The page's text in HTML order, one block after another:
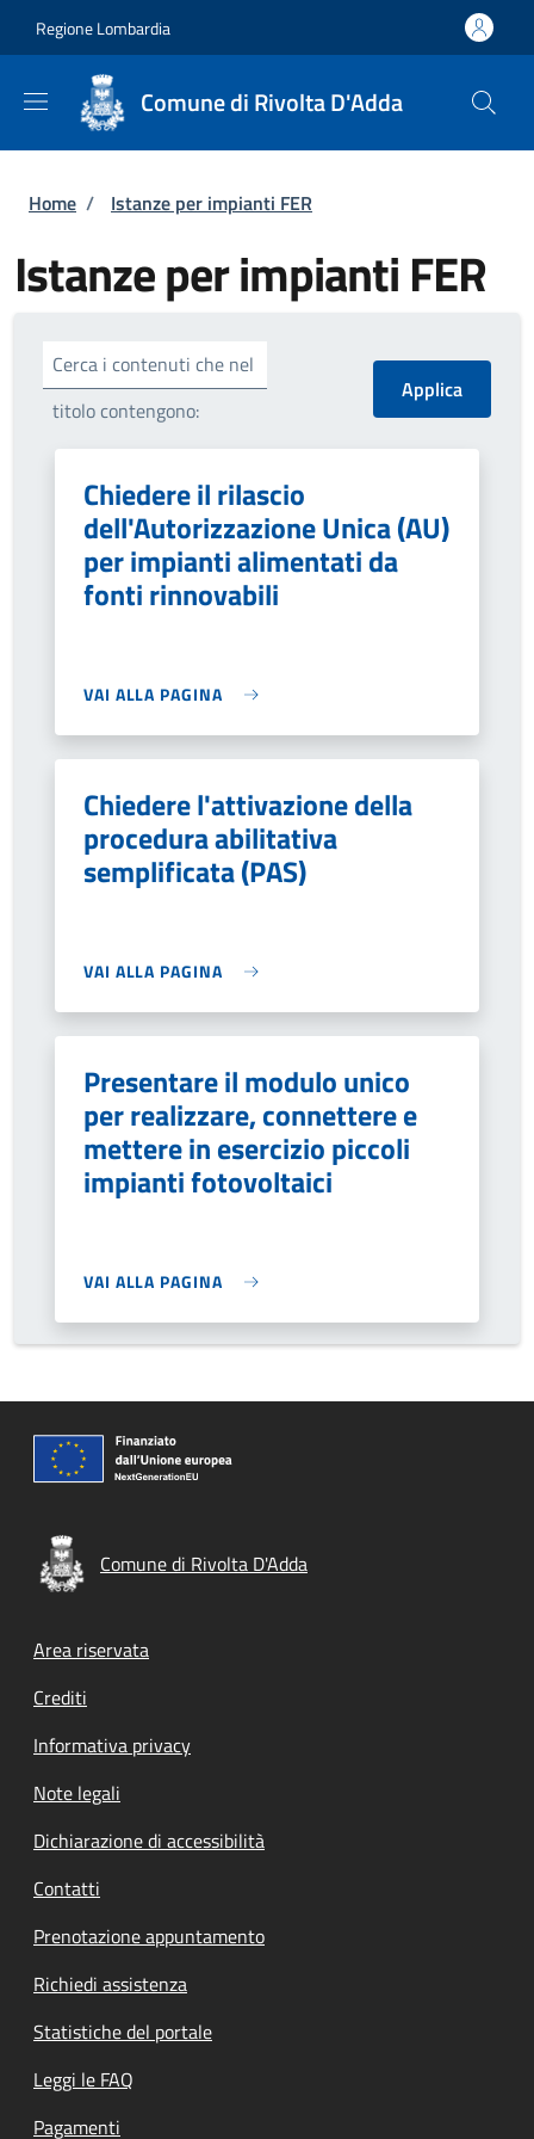
Regione Lombardia
Comune di Rivolta D'Adda
Briciole di pane
Home / Istanze per impianti FER
Istanze per impianti FER
Cerca i contenuti che nel
titolo contengono:
Chiedere il rilascio
dell'Autorizzazione Unica (AU)
per impianti alimentati da
fonti rinnovabili
VAI ALLA PAGINA
Chiedere l'attivazione della
procedura abilitativa
semplificata (PAS)
VAI ALLA PAGINA
Presentare il modulo unico
per realizzare, connettere e
mettere in esercizio piccoli
impianti fotovoltaici
VAI ALLA PAGINA
Comune di Rivolta D'Adda
Footer menu
Area riservata
Crediti
Informativa privacy
Note legali
Dichiarazione di accessibilità
Contatti
Prenotazione appuntamento
Richiedi assistenza
Statistiche del portale
Leggi le FAQ
Pagamenti